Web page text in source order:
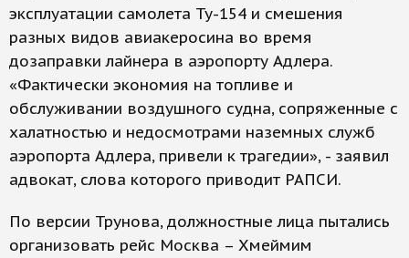
эксплуатации самолета Ту-154 и смешения
разных видов авиакеросина во время
дозаправки лайнера в аэропорту Адлера.
«Фактически экономия на топливе и
обслуживании воздушного судна, сопряженные с
халатностью и недосмотрами наземных служб
аэропорта Адлера, привели к трагедии», - заявил
адвокат, слова которого приводит РАПСИ.
По версии Трунова, должностные лица пытались
организовать рейс Москва – Хмеймим